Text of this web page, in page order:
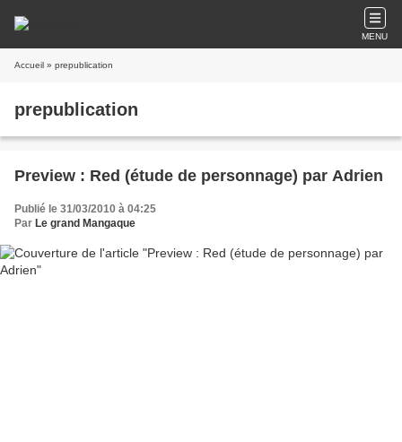
MENU
Accueil » prepublication
prepublication
Preview : Red (étude de personnage) par Adrien
Publié le 31/03/2010 à 04:25
Par Le grand Mangaque